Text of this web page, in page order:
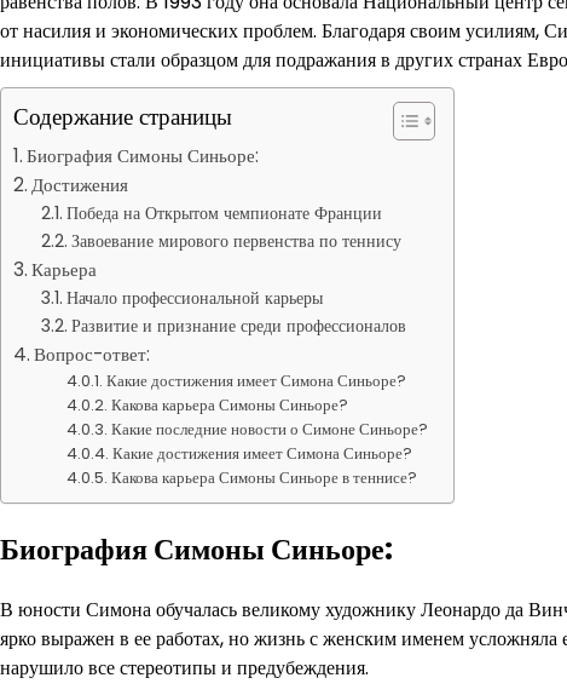
от насилия и экономических проблем. Благодаря своим усилиям,
инициативы стали образцом для подражания в других странах
Содержание страницы
Биография Симоны Синьоре:
Достижения
Победа на Открытом чемпионате Франции
Завоевание мирового первенства по теннису
Карьера
Начало профессиональной карьеры
Развитие и признание среди профессионалов
Вопрос-ответ:
Какие достижения имеет Симона Синьоре?
Какова карьера Симоны Синьоре?
Какие последние новости о Симоне Синьоре?
Какие достижения имеет Симона Синьоре?
Какова карьера Симоны Синьоре в теннисе?
Биография Симоны Синьоре:
В юности Симона обучалась великому художнику Леонардо да
ярко выражен в ее работах, но жизнь с женским именем усложняла
нарушило все стереотипы и предубеждения.